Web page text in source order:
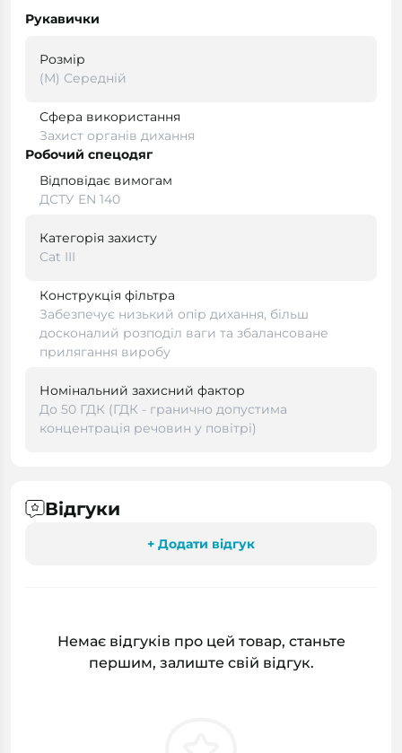
Рукавички
Розмір
(M) Середній
Сфера використання
Захист органів дихання
Робочий спецодяг
Відповідає вимогам
ДСТУ EN 140
Категорія захисту
Cat III
Конструкція фільтра
Забезпечує низький опір дихання, більш
досконалий розподіл ваги та збалансоване
прилягання виробу
Номінальний захисний фактор
До 50 ГДК (ГДК - гранично допустима
концентрація речовин у повітрі)
Відгуки
+ Додати відгук
Немає відгуків про цей товар, станьте
першим, залиште свій відгук.